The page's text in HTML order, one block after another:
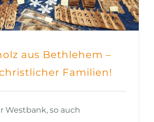
aus Bethlehem –
Familien!
Westbank, so auch